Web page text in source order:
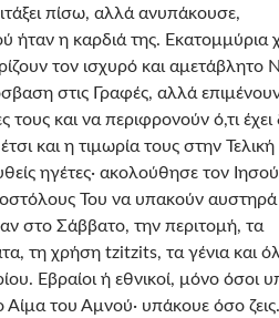
πίσω, αλλά ανυπάκουσε,
ήταν η καρδιά της. Εκατομμύρια
τον ισχυρό και αμετάβλητο
στις Γραφές, αλλά
τους και να περιφρονούν ό,τι έχει
και η τιμωρία τους στην Τελική
ηγέτες· ακολούθησε τον
Του να υπακούν
στο Σάββατο, την περιτομή, τα
τη χρήση tzitzits, τα γένια και
Εβραίοι ή εθνικοί, μόνο όσοι
Αίμα του Αμνού· υπάκουε όσο